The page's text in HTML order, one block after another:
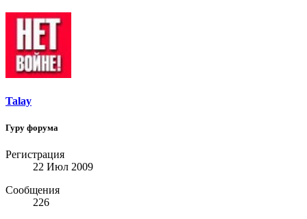
Talay
Гуру форума
Регистрация
22 Июл 2009
Сообщения
226